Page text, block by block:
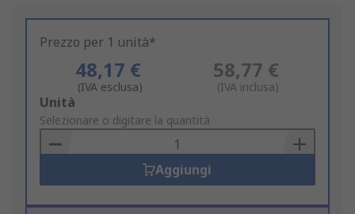
Prezzo per 1 unità*
48,17 €
(IVA esclusa)
58,77 €
(IVA inclusa)
Add
to
Basket
Unità
Selezionare o digitare la quantità
Aggiungi